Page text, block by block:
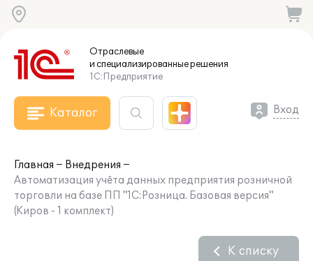
Отраслевые
и специализированныерешения
1С:Предприятие
Каталог Вход
Главная
Внедрения
Автоматизация учёта данных предприятия розничной
торговли на базе ПП "1С:Розница. Базовая версия"
(Киров - 1 комплект)
К списку